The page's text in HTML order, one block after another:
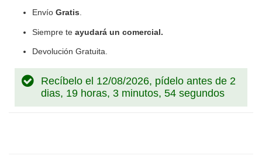
Envío Gratis.
Siempre te ayudará un comercial.
Devolución Gratuita.
Recíbelo el 12/08/2026, pídelo antes de 2
dias, 19 horas, 3 minutos, 54 segundos